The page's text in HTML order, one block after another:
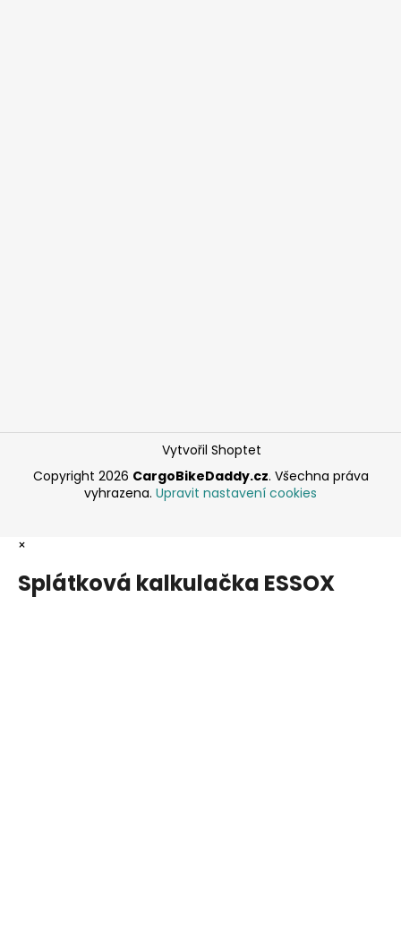
Vytvořil Shoptet
Copyright 2026 CargoBikeDaddy.cz. Všechna práva
vyhrazena. Upravit nastavení cookies
×
Splátková kalkulačka ESSOX